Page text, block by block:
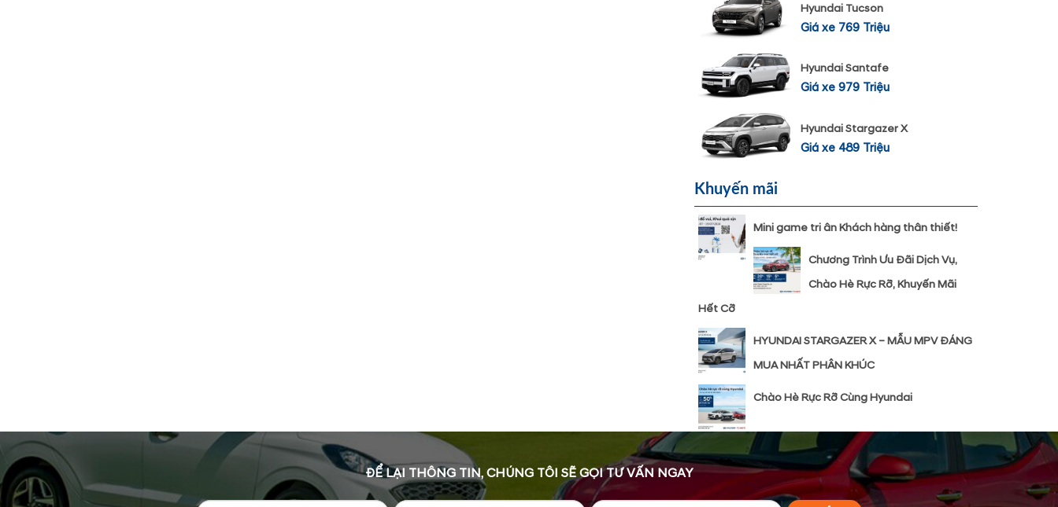
Hyundai Tucson
Giá xe 769 Triệu
Hyundai Santafe
Giá xe 979 Triệu
Hyundai Stargazer X
Giá xe 489 Triệu
Khuyến mãi
Mini game tri ân Khách hàng thân thiết!
Chương Trình Ưu Đãi Dịch Vụ,
Chào Hè Rực Rỡ, Khuyến Mãi
Hết Cỡ
HYUNDAI STARGAZER X – MẪU MPV ĐÁNG
MUA NHẤT PHÂN KHÚC
Chào Hè Rực Rỡ Cùng Hyundai
ĐỂ LẠI THÔNG TIN, CHÚNG TÔI SẼ GỌI TƯ VẤN NGAY